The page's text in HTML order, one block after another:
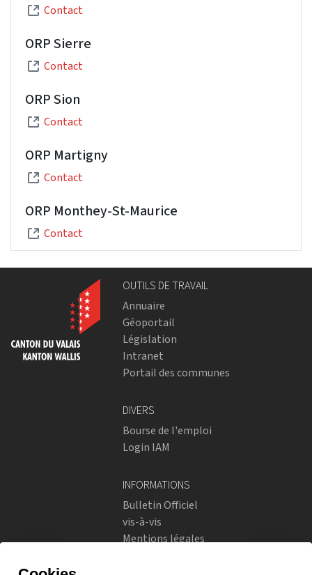
Contact
ORP Sierre
Contact
ORP Sion
Contact
ORP Martigny
Contact
ORP Monthey-St-Maurice
Contact
OUTILS DE TRAVAIL
Annuaire
Géoportail
Législation
Intranet
Portail des communes
DIVERS
Bourse de l'emploi
Login IAM
INFORMATIONS
Bulletin Officiel
vis-à-vis
Mentions légales